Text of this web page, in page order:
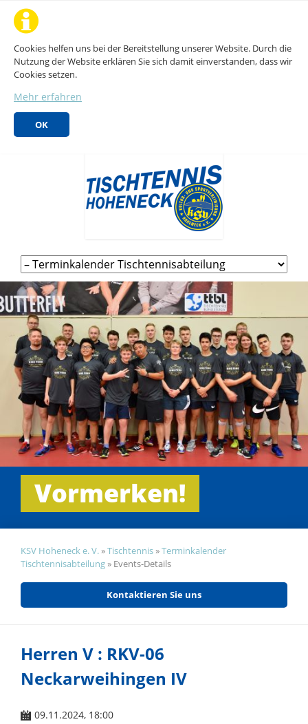
Cookies helfen uns bei der Bereitstellung unserer Website. Durch die
Nutzung der Website erklären Sie sich damit einverstanden, dass wir
Cookies setzen.
Mehr erfahren
OK
Navigation
überspringen
Vormerken!
KSV Hoheneck e. V.»Tischtennis»Terminkalender
Tischtennisabteilung» Events-Details
Kontaktieren Sie uns
Herren V : RKV-06
Neckarweihingen IV
09.11.2024, 18:00